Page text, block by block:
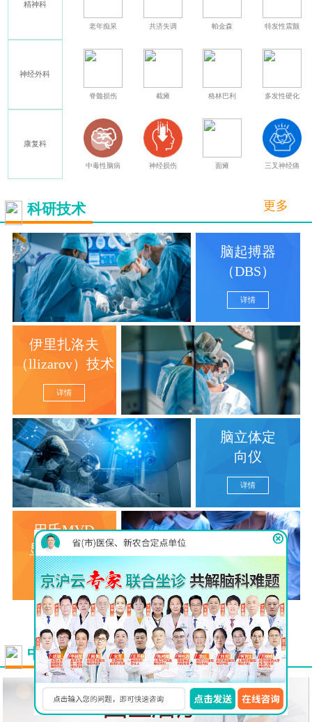
精神科
神经外科
康复科
老年痴呆 共济失调 帕金森 特发性震颤
脊髓损伤 截瘫 格林巴利 多发性硬化
中毒性脑病 神经损伤 面瘫 三叉神经痛
科研技术 更多
脑起搏器
（DBS）
详情
伊里扎洛夫
（llizarov）技术
详情
脑立体定
向仪
详情
巴氏MVD
显微分离术
详情
查看更多
中西医结合看脑病 更多